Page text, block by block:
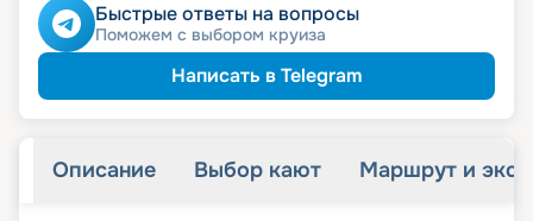
Быстрые ответы на вопросы
Поможем с выбором круиза
Написать в Telegram
Описание Выбор кают Маршрут и